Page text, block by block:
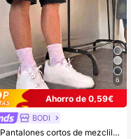
6
Ahorro de 0,59€
BODI
Pantalones cortos de mezclilla para hombre, largo hasta la rodilla, pierna recta, jeans de algodón, estilo hip-hop y calle, pantalones cortos bermuda